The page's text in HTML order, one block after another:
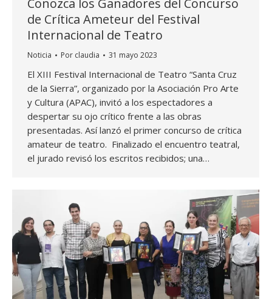
de Crítica Ameteur del Festival
Internacional de Teatro
Noticia Por claudia 31 mayo 2023
El XIII Festival Internacional de Teatro “Santa Cruz
de la Sierra”, organizado por la Asociación Pro Arte
y Cultura (APAC), invitó a los espectadores a
despertar su ojo crítico frente a las obras
presentadas. Así lanzó el primer concurso de crítica
amateur de teatro. Finalizado el encuentro teatral,
el jurado revisó los escritos recibidos; una…